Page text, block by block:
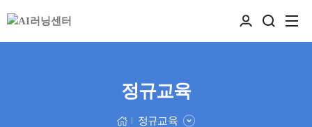
정규교육
정규교육